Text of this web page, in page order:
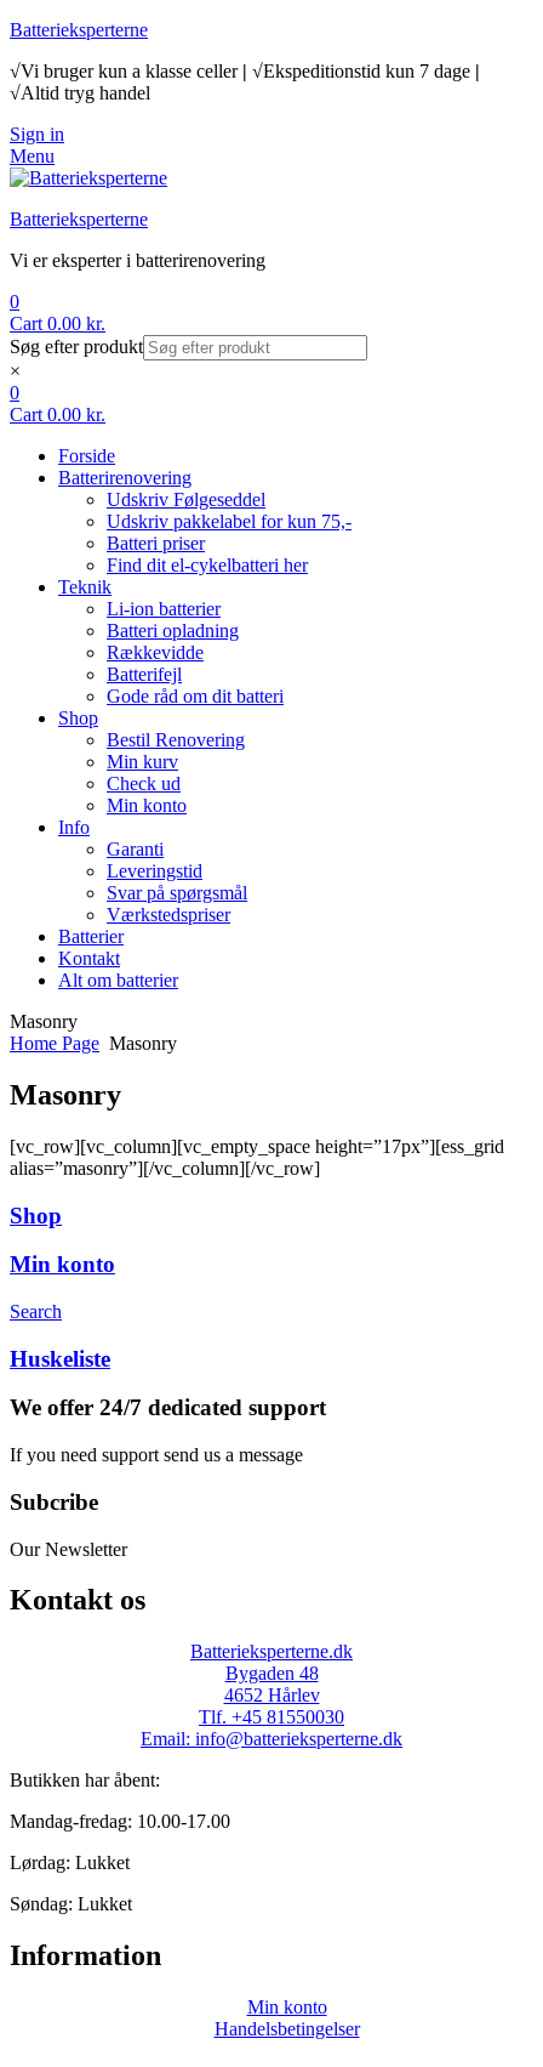
Batterieksperterne
√Vi bruger kun a klasse celler | √Ekspeditionstid kun 7 dage |
√Altid tryg handel
Sign in
Menu
Batterieksperterne
Vi er eksperter i batterirenovering
0
Cart 0.00 kr.
Søg efter produkt
×
0
Cart 0.00 kr.
Forside
Batterirenovering
Udskriv Følgeseddel
Udskriv pakkelabel for kun 75,-
Batteri priser
Find dit el-cykelbatteri her
Teknik
Li-ion batterier
Batteri opladning
Rækkevidde
Batterifejl
Gode råd om dit batteri
Shop
Bestil Renovering
Min kurv
Check ud
Min konto
Info
Garanti
Leveringstid
Svar på spørgsmål
Værkstedspriser
Batterier
Kontakt
Alt om batterier
Masonry
Home Page Masonry
Masonry
[vc_row][vc_column][vc_empty_space height=”17px”][ess_grid
alias=”masonry”][/vc_column][/vc_row]
Shop
Min konto
Search
Huskeliste
We offer 24/7 dedicated support
If you need support send us a message
Subcribe
Our Newsletter
Kontakt os
Batterieksperterne.dk
Bygaden 48
4652 Hårlev
Tlf. +45 81550030
Email: info@batterieksperterne.dk
Butikken har åbent:
Mandag-fredag: 10.00-17.00
Lørdag: Lukket
Søndag: Lukket
Information
Min konto
Handelsbetingelser